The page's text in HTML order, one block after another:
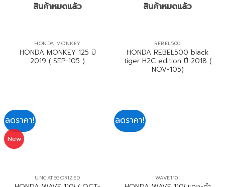
สินค้าหมดแล้ว
HONDA MONKEY
HONDA MONKEY 125 ปี
2019 ( SEP-105 )
สินค้าหมดแล้ว
REBEL500
HONDA REBEL500 black
tiger H2C edition ปี 2018 (
NOV-105)
ลดราคา!
New
UNCATEGORIZED
ลดราคา!
WAVE110I